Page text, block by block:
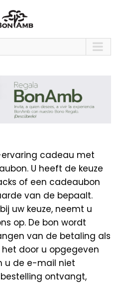
cadeau met
U heeft de keuze
of een cadeaubon
van de bepaalt.
uw keuze, neemt u
op. De bon wordt
van de betaling als
het door u opgegeven
u de e-mail niet
ontvangt,